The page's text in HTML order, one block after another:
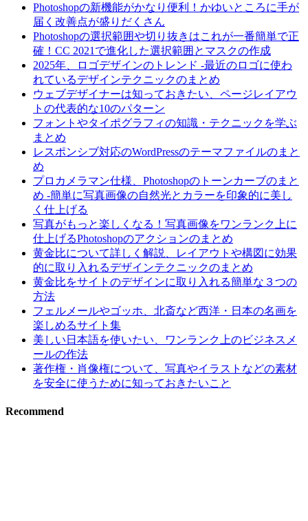
Photoshopの新機能がかなり便利！かゆいところに手が
届く改善点が盛りだくさん
Photoshopの選択範囲や切り抜きはこれが一番簡単で正
確！CC 2021で進化した選択範囲とマスクの作成
2025年、ロゴデザインのトレンド -最近のロゴに使わ
れているデザインテクニックのまとめ
ウェブデザイナーは知っておきたい、ページレイアウ
トの代表的な10のパターン
フォントやタイポグラフィの知識・テクニックを学ぶ
まとめ
レスポンシブ対応のWordPressのテーマファイルのまと
め
プロカメラマン仕様、Photoshopのトーンカーブのまと
め -簡単に写真画像の自然光とカラーを印象的に美し
く仕上げる
写真がもっと楽しくなる！写真画像をワンランク上に
仕上げるPhotoshopのアクションのまとめ
黄金比について詳しく解説、レイアウトや構図に効果
的に取り入れるデザインテクニックのまとめ
黄金比をサイトのデザインに取り入れる簡単な３つの
方法
フェルメールやゴッホ、北斎など西洋・日本の名画を
楽しめるサイト集
美しい日本語を使いたい、ワンランク上のビジネスメ
ールの作法
著作権・肖像権について、写真やイラストなどの素材
を安全に使うために知っておきたいこと
Recommend